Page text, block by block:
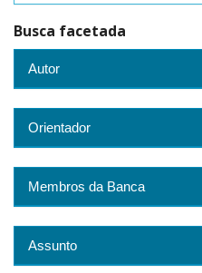
Busca facetada
Autor
Orientador
Membros da Banca
Assunto